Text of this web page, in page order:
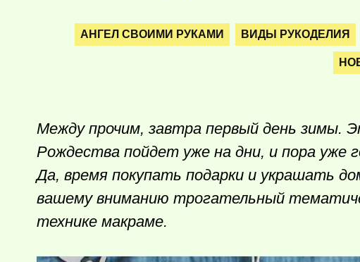
АНГЕЛ СВОИМИ РУКАМИ ВИДЫ РУКОДЕЛИЯ
Между прочим, завтра первый день зимы.
Рождества пойдет уже на дни, и пора уже
Да, время покупать подарки и украшать
вашему вниманию трогательный
технике макраме.